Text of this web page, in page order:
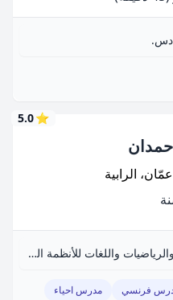
⭐
5.0
حمدان
عمّان، الرابية
طبيبة متخصصة في تدريس العلوم والرياضيات واللغات للأنظمة الوطنية والأجنبية.
فرنسي
مدرس احياء